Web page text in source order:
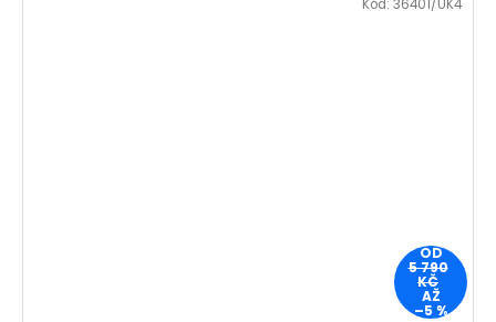
OD
5 790
KČ
AŽ
–5 %
Kód: 36401/UK4